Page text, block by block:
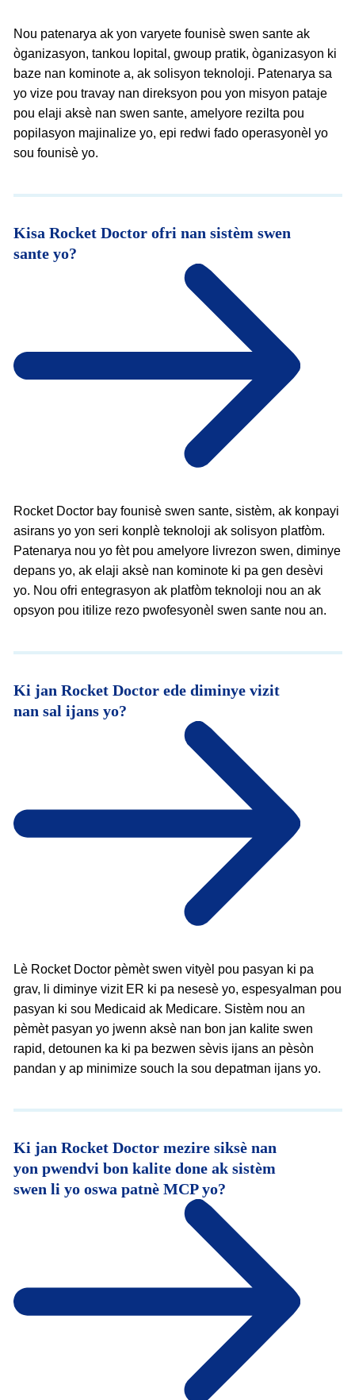
Nou patenarya ak yon varyete founisè swen sante ak
òganizasyon, tankou lopital, gwoup pratik, òganizasyon ki
baze nan kominote a, ak solisyon teknoloji. Patenarya sa
yo vize pou travay nan direksyon pou yon misyon pataje
pou elaji aksè nan swen sante, amelyore rezilta pou
popilasyon majinalize yo, epi redwi fado operasyonèl yo
sou founisè yo.
Kisa Rocket Doctor ofri nan sistèm swen
sante yo?
Rocket Doctor bay founisè swen sante, sistèm, ak konpayi
asirans yo yon seri konplè teknoloji ak solisyon platfòm.
Patenarya nou yo fèt pou amelyore livrezon swen, diminye
depans yo, ak elaji aksè nan kominote ki pa gen desèvi
yo. Nou ofri entegrasyon ak platfòm teknoloji nou an ak
opsyon pou itilize rezo pwofesyonèl swen sante nou an.
Ki jan Rocket Doctor ede diminye vizit
nan sal ijans yo?
Lè Rocket Doctor pèmèt swen vityèl pou pasyan ki pa
grav, li diminye vizit ER ki pa nesesè yo, espesyalman pou
pasyan ki sou Medicaid ak Medicare. Sistèm nou an
pèmèt pasyan yo jwenn aksè nan bon jan kalite swen
rapid, detounen ka ki pa bezwen sèvis ijans an pèsòn
pandan y ap minimize souch la sou depatman ijans yo.
Ki jan Rocket Doctor mezire siksè nan
yon pwendvi bon kalite done ak sistèm
swen li yo oswa patnè MCP yo?